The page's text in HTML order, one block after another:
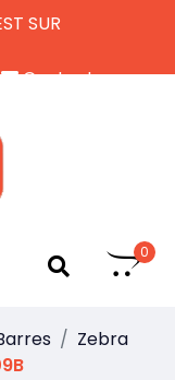
SUR
Contactez-nous
0
Zebra